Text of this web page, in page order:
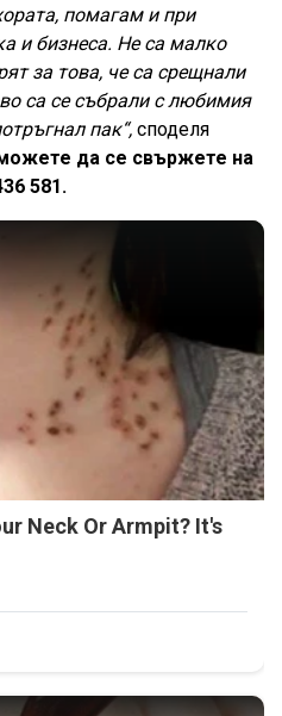
помагам и при
и бизнеса. Не са малко
за това, че са срещнали
са се събрали с любимия
пак“, споделя
да се свържете на
581.
Neck Or Armpit? It's